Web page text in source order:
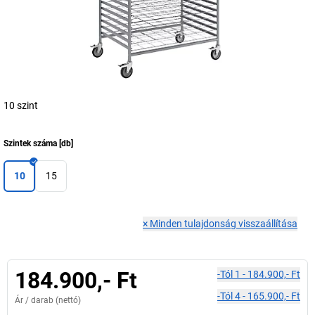
10 szint
Szintek száma [db]
10 15
× Minden tulajdonság visszaállítása
184.900,- Ft
Ár / darab (nettó)
-tól 1 - 184.900,- Ft
-tól 4- 165.900,- Ft